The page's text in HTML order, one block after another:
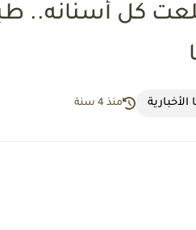
كل أسنانه..
منذ 4 سنة